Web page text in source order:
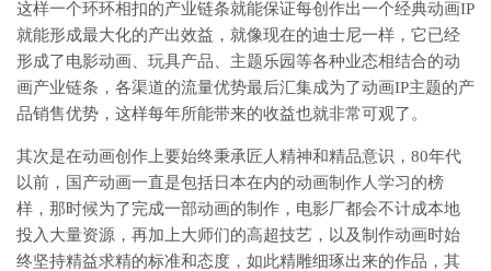
这样一个环环相扣的产业链条就能保证每创作出一个经典动画IP
就能形成最大化的产出效益，就像现在的迪士尼一样，它已经
形成了电影动画、玩具产品、主题乐园等各种业态相结合的动
画产业链条，各渠道的流量优势最后汇集成为了动画IP主题的产
品销售优势，这样每年所能带来的收益也就非常可观了。
其次是在动画创作上要始终秉承匠人精神和精品意识，80年代
以前，国产动画一直是包括日本在内的动画制作人学习的榜
样，那时候为了完成一部动画的制作，电影厂都会不计成本地
投入大量资源，再加上大师们的高超技艺，以及制作动画时始
终坚持精益求精的标准和态度，如此精雕细琢出来的作品，其